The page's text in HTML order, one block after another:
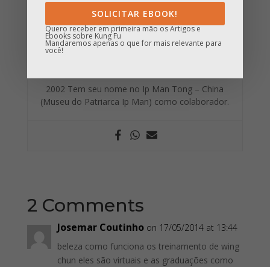
Moy Yat e junta Oficial da International Moy Yat VT
Federation.
2001 Ingressa no Livro Genealógico da “Hong Kong
2002 Tem seu nome no Ip Man Tong – China
(Museu do Patriarca Ip Man) como colaborador.
2 Comments
Josemar Coutinho on 17/05/2014 at 13:44
beleza como funciona os treinamento de wing
chun eles são virtuais e as graduações como
SOLICITAR EBOOK!
Quero receber em primeira mão os Artigos e
Ebooks sobre Kung Fu
Mandaremos apenas o que for mais relevante para
você!